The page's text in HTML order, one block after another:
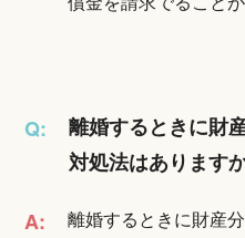
Q:
離婚するときに財
対処法はあります
A:
離婚するときに財産